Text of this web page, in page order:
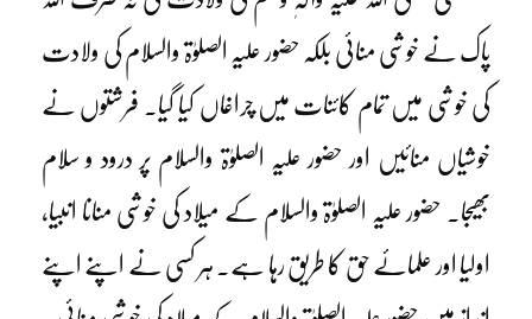
پاک نے خوشی منائی بلکہ حضور علیہ الصلوٰۃ والسلام کی ولادت
کی خوشی میں تمام کائنات میں چراغاں کیا گیا۔ فرشتوں نے
خوشیاں منائیں اور حضور علیہ الصلوٰۃ والسلام پر درود و سلام
بھیجا۔ حضور علیہ الصلوٰۃ والسلام کے میلاد کی خوشی منانا انبیا،
اولیا اور علمائے حق کا طریق رہا ہے۔ ہر کسی نے اپنے اپنے